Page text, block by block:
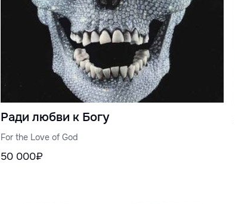
Ради любви к Богу
For the Love of God
50 000₽